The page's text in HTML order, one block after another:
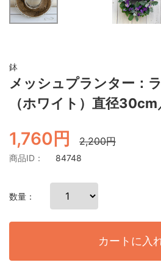
鉢
メッシュプランター：
（ホワイト）直径
1,760円 2,200円
商品ID： 84748
数量：
カートに入